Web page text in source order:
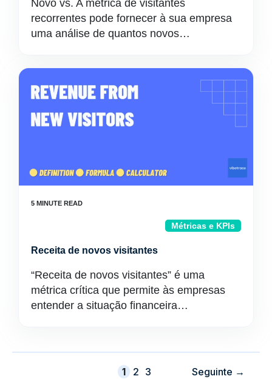
Novo vs. A métrica de visitantes
recorrentes pode fornecer à sua empresa
uma análise de quantos novos…
Métricas e KPIs
Receita de novos visitantes
“Receita de novos visitantes” é uma
métrica crítica que permite às empresas
entender a situação financeira…
Página
1 Página
2 Página
3 Seguinte →